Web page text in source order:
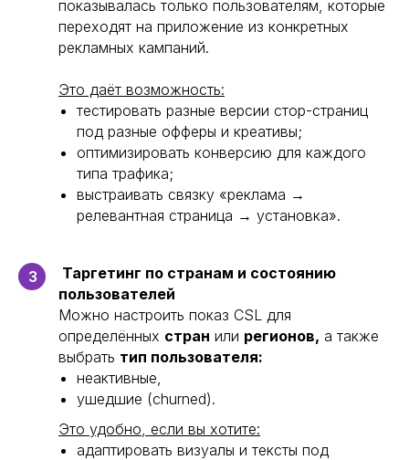
показывалась только пользователям, которые
переходят на приложение из конкретных
рекламных кампаний.
Это даёт возможность:
тестировать разные версии стор-страниц
под разные офферы и креативы;
оптимизировать конверсию для каждого
типа трафика;
выстраивать связку «реклама →
релевантная страница → установка».
3
Таргетинг по странам и состоянию
пользователей
Можно настроить показ CSL для
определённых стран или регионов, а также
выбрать тип пользователя:
неактивные,
ушедшие (churned).
Это удобно, если вы хотите:
адаптировать визуалы и тексты под